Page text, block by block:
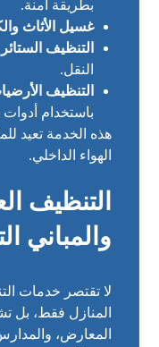
بطريقة آمنة.
غسيل الأثاث
التنظيف
النقل.
التنظيف
باستخدام
هذه الخدمة تعيد
الهواء الداخلي.
التنظيف
والمباني
لا تقتصر خدمات
المنازل فقط، بل
المعارض،